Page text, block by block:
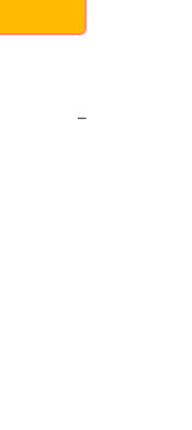
−